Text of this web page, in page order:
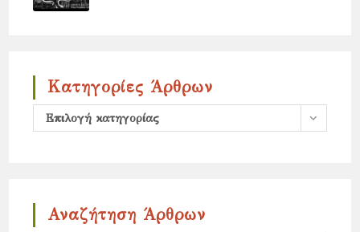
Κατηγορίες Άρθρων
Κατηγορίες
Επιλογή κατηγορίας
Αναζήτηση Άρθρων